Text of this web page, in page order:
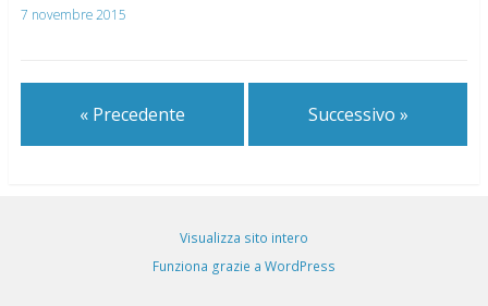
7 novembre 2015
« Precedente Successivo »
Visualizza sito intero
Funziona grazie a WordPress